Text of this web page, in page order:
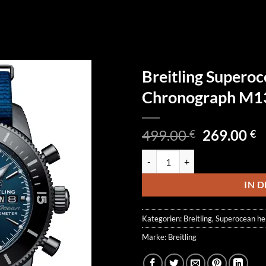
Breitling
Chronograph
499.00€
499.00 €
269.00€
IN
Kategorien: Breitling, Superocean
Marke: Breitling